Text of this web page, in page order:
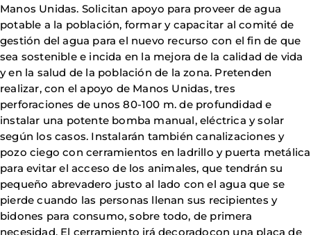
Manos Unidas. Solicitan apoyo para proveer de agua
potable a la población, formar y capacitar al comité de
gestión del agua para el nuevo recurso con el fin de que
sea sostenible e incida en la mejora de la calidad de vida
y en la salud de la población de la zona. Pretenden
realizar, con el apoyo de Manos Unidas, tres
perforaciones de unos 80-100 m. de profundidad e
instalar una potente bomba manual, eléctrica y solar
según los casos. Instalarán también canalizaciones y
pozo ciego con cerramientos en ladrillo y puerta metálica
para evitar el acceso de los animales, que tendrán su
pequeño abrevadero justo al lado con el agua que se
pierde cuando las personas llenan sus recipientes y
bidones para consumo, sobre todo, de primera
necesidad. El cerramiento irá decoradocon una placa de